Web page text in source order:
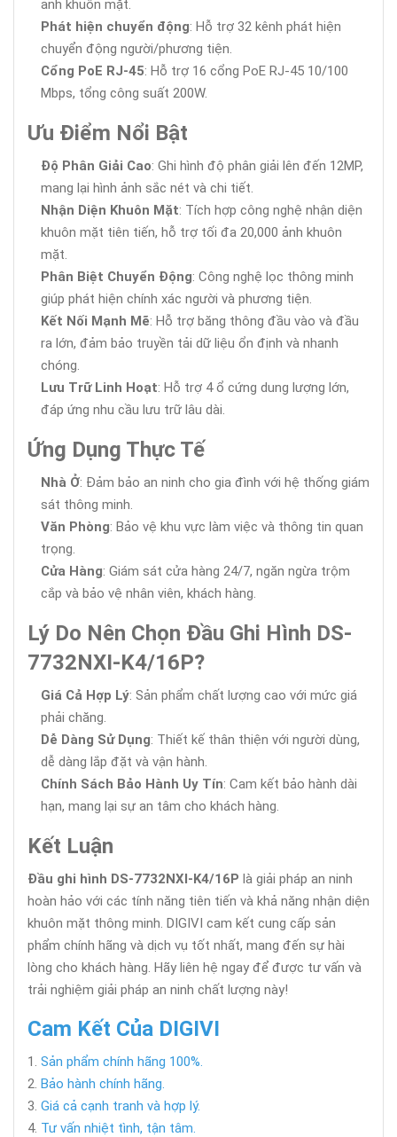
ảnh khuôn mặt.
Phát hiện chuyển động: Hỗ trợ 32 kênh phát hiện
chuyển động người/phương tiện.
Cổng PoE RJ-45: Hỗ trợ 16 cổng PoE RJ-45 10/100
Mbps, tổng công suất 200W.
Ưu Điểm Nổi Bật
Độ Phân Giải Cao: Ghi hình độ phân giải lên đến 12MP,
mang lại hình ảnh sắc nét và chi tiết.
Nhận Diện Khuôn Mặt: Tích hợp công nghệ nhận diện
khuôn mặt tiên tiến, hỗ trợ tối đa 20,000 ảnh khuôn
mặt.
Phân Biệt Chuyển Động: Công nghệ lọc thông minh
giúp phát hiện chính xác người và phương tiện.
Kết Nối Mạnh Mẽ: Hỗ trợ băng thông đầu vào và đầu
ra lớn, đảm bảo truyền tải dữ liệu ổn định và nhanh
chóng.
Lưu Trữ Linh Hoạt: Hỗ trợ 4 ổ cứng dung lượng lớn,
đáp ứng nhu cầu lưu trữ lâu dài.
Ứng Dụng Thực Tế
Nhà Ở: Đảm bảo an ninh cho gia đình với hệ thống giám
sát thông minh.
Văn Phòng: Bảo vệ khu vực làm việc và thông tin quan
trọng.
Cửa Hàng: Giám sát cửa hàng 24/7, ngăn ngừa trộm
cắp và bảo vệ nhân viên, khách hàng.
Lý Do Nên Chọn Đầu Ghi Hình DS-
7732NXI-K4/16P?
Giá Cả Hợp Lý: Sản phẩm chất lượng cao với mức giá
phải chăng.
Dễ Dàng Sử Dụng: Thiết kế thân thiện với người dùng,
dễ dàng lắp đặt và vận hành.
Chính Sách Bảo Hành Uy Tín: Cam kết bảo hành dài
hạn, mang lại sự an tâm cho khách hàng.
Kết Luận
Đầu ghi hình DS-7732NXI-K4/16P là giải pháp an ninh
hoàn hảo với các tính năng tiên tiến và khả năng nhận diện
khuôn mặt thông minh. DIGIVI cam kết cung cấp sản
phẩm chính hãng và dịch vụ tốt nhất, mang đến sự hài
lòng cho khách hàng. Hãy liên hệ ngay để được tư vấn và
trải nghiệm giải pháp an ninh chất lượng này!
Cam Kết Của DIGIVI
Sản phẩm chính hãng 100%.
Bảo hành chính hãng.
Giá cả cạnh tranh và hợp lý.
Tư vấn nhiệt tình, tận tâm.